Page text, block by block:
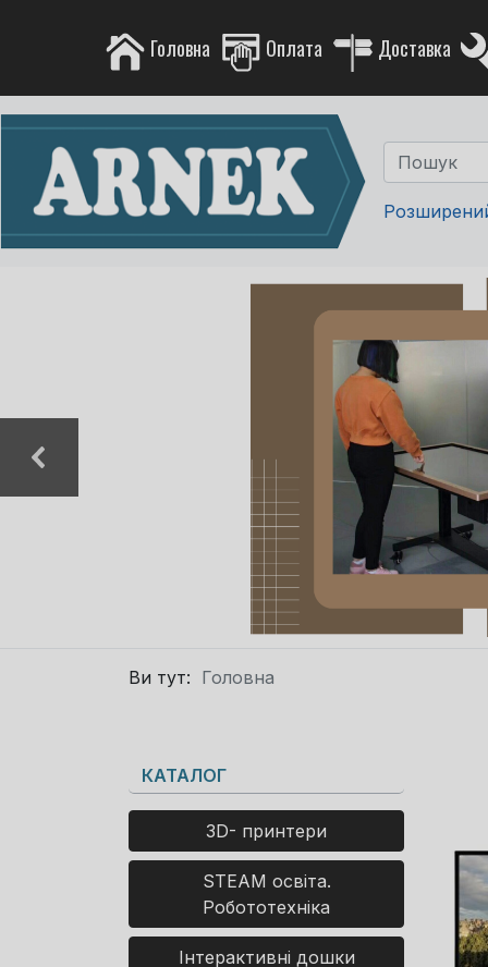
Головна Оплата Доставка
Ви тут: Головна
КАТАЛОГ
3D- принтери
STEAM освіта.
Робототехніка
Інтерактивні дошки